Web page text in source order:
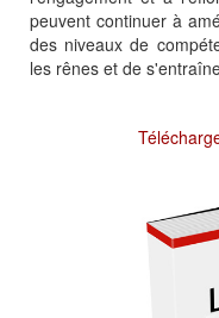
peuvent continuer à
des niveaux de
les rênes et de